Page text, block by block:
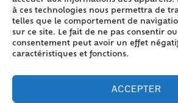
à ces technologies nous permettra de
telles que le comportement de
sur ce site. Le fait de ne pas consentir
consentement peut avoir un effet
caractéristiques et fonctions.
ACCEPTER
Contact
Plan du site
Mentions légales
Politique de cookies